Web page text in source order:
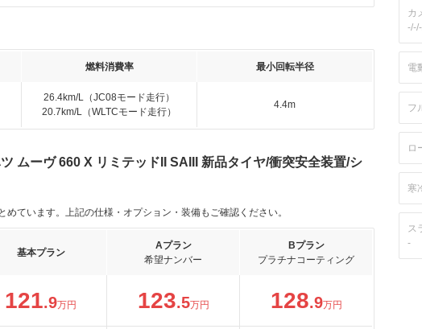
燃料消費率 最小回転半径
26.4km/L（JC08モード走行）
20.7km/L（WLTCモード走行）
4.4m
ムーヴ 660 X リミテッドII SAIII 新品タイヤ/衝突安全装置/シ
ています。上記の仕様・オプション・装備もご確認ください。
基本プラン
Aプラン
希望ナンバー
Bプラン
プラチナコーティング
121.9万円 123.5万円 128.9万円
カ
電
フ
ロ
寒
ス
-